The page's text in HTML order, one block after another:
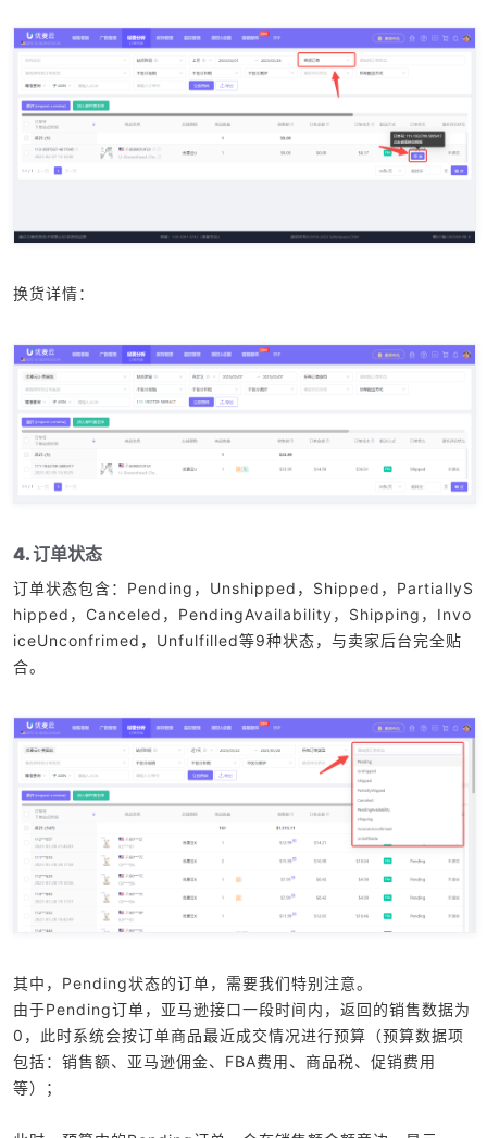
换货详情：
4. 订单状态
订单状态包含：Pending，Unshipped，Shipped，PartiallyS
hipped，Canceled，PendingAvailability，Shipping，Invo
iceUnconfrimed，Unfulfilled等9种状态，与卖家后台完全贴
合。
其中，Pending状态的订单，需要我们特别注意。
由于Pending订单，亚马逊接口一段时间内，返回的销售数据为
0，此时系统会按订单商品最近成交情况进行预算（预算数据项
包括：销售额、亚马逊佣金、FBA费用、商品税、促销费用
等）；